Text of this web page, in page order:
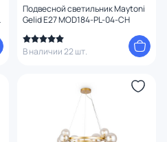
Подвесной светильник Maytoni
Gelid E27 MOD184-PL-04-CH
В наличии 22 шт.